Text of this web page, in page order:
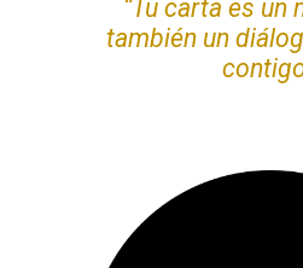
“Tu carta es un
también un